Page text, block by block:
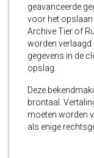
geavanceerde
voor het opslaan
Archive Tier of
worden verlaagd
gegevens in de
opslag.
Deze
brontaal.
moeten worden
als enige